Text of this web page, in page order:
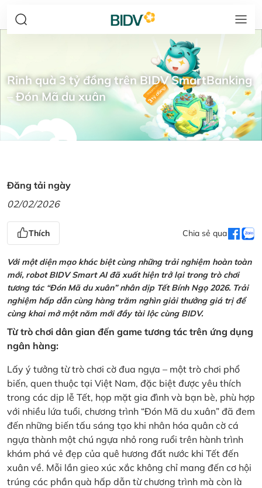
Rinh quà 3 tỷ đồng trên BIDV SmartBanking
– Đón Mã du xuân
Đăng tải ngày
02/02/2026
Thích Chia sẻ qua
Với một diện mạo khác biệt cùng những trải nghiệm hoàn toàn
mới, robot BIDV Smart AI đã xuất hiện trở lại trong trò chơi
tương tác “Đón Mã du xuân” nhân dịp Tết Bính Ngọ 2026. Trải
nghiệm hấp dẫn cùng hàng trăm nghìn giải thưởng giá trị để
cùng khai mở một năm mới đầy tài lộc cùng BIDV.
Từ trò chơi dân gian đến game tương tác trên ứng dụng
ngân hàng:
Lấy ý tưởng từ trò chơi cờ đua ngựa – một trò chơi phổ
biến, quen thuộc tại Việt Nam, đặc biệt được yêu thích
trong các dịp lễ Tết, họp mặt gia đình và bạn bè, phù hợp
với nhiều lứa tuổi, chương trình “Đón Mã du xuân” đã đem
đến những biến tấu sáng tạo khi nhân hóa quân cờ cá
ngựa thành một chú ngựa nhỏ rong ruổi trên hành trình
khám phá vẻ đẹp của quê hương đất nước khi Tết đến
xuân về. Mỗi lần gieo xúc xắc không chỉ mang đến cơ hội
trúng các phần quà hấp dẫn từ chương trình mà còn là